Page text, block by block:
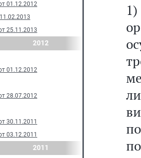
01.12.2012
25.11.2013
2012
01.12.2012
28.07.2012
30.11.2011
03.12.2011
2011